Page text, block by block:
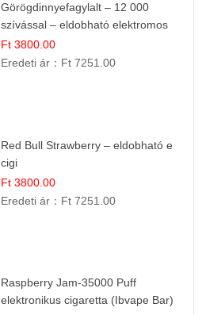
Görögdinnyefagylalt – 12 000
szívással – eldobható elektromos
cigi
Ft 3800.00
Eredeti ár： Ft 7251.00
Red Bull Strawberry – eldobható e
cigi
Ft 3800.00
Eredeti ár： Ft 7251.00
Raspberry Jam-35000 Puff
elektronikus cigaretta (Ibvape Bar)